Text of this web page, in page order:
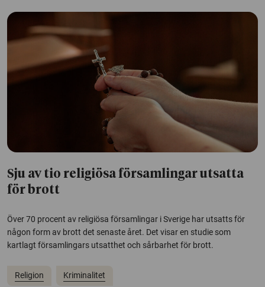
Sju av tio religiösa församlingar utsatta
för brott
Över 70 procent av religiösa församlingar i Sverige har utsatts för
någon form av brott det senaste året. Det visar en studie som
kartlagt församlingars utsatthet och sårbarhet för brott.
Religion Kriminalitet